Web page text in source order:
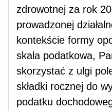
zdrowotnej za rok
prowadzonej
kontekście formy
skala podatkowa,
skorzystać z ulgi
składki rocznej do
podatku